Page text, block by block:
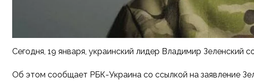
Сегодня, 19 января, украинский лидер Владимир Зеленский
Об этом сообщает РБК-Украина со ссылкой на заявление